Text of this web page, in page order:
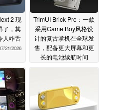
2 现
了，其
人咋舌
21/2026
TrimUI Brick Pro：一款
采用Game Boy风格设
计的复古掌机在全球发
售，配备更大屏幕和更
长的电池续航时间
07/11/2026